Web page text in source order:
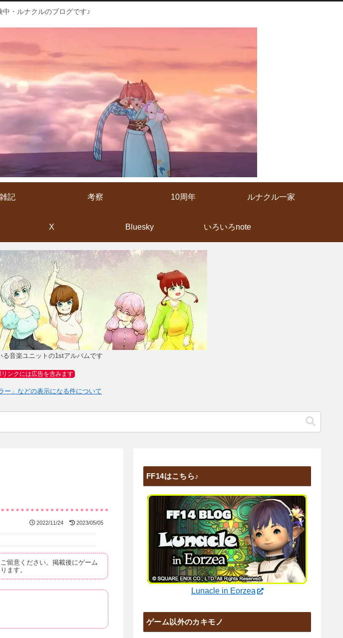
中・ルナクルのブログです♪
雑記 考察 10周年 ルナクル一家
X Bluesky いろいろnote
る音楽ユニットの1stアルバムです
ンクには広告を含みます
ー」などの表示になる件について
2022/11/24 2023/05/05
留意ください。掲載後にゲーム
ます。
FF14はこちら♪
Lunacle in Eorzea
ゲーム以外のカキモノ